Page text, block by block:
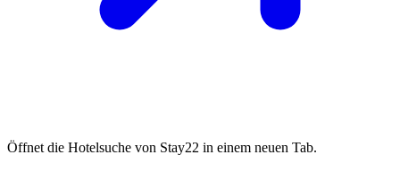
Öffnet die Hotelsuche von Stay22 in einem neuen Tab.